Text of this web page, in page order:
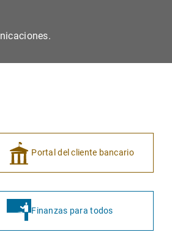
Portal del cliente bancario
Finanzas para todos